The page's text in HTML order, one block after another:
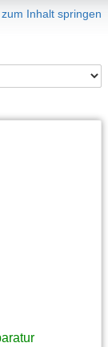
zum Inhalt springen